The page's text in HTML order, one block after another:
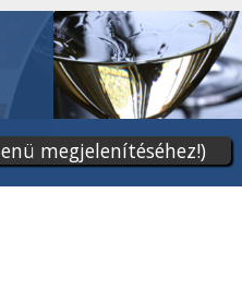
megjelenítéséhez!)